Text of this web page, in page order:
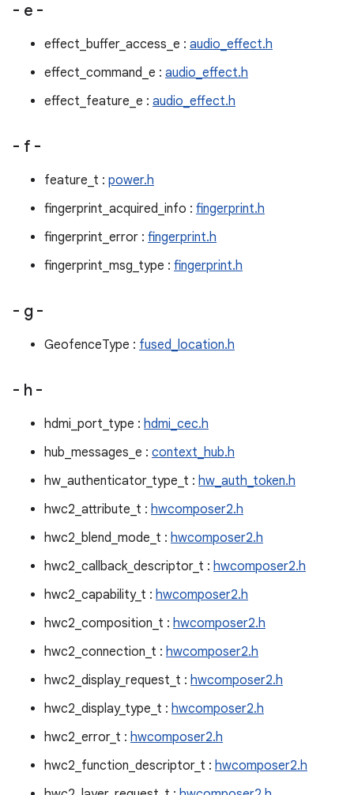
- e -
effect_buffer_access_e : audio_effect.h
effect_command_e : audio_effect.h
effect_feature_e : audio_effect.h
- f -
feature_t : power.h
fingerprint_acquired_info : fingerprint.h
fingerprint_error : fingerprint.h
fingerprint_msg_type : fingerprint.h
- g -
GeofenceType : fused_location.h
- h -
hdmi_port_type : hdmi_cec.h
hub_messages_e : context_hub.h
hw_authenticator_type_t : hw_auth_token.h
hwc2_attribute_t : hwcomposer2.h
hwc2_blend_mode_t : hwcomposer2.h
hwc2_callback_descriptor_t : hwcomposer2.h
hwc2_capability_t : hwcomposer2.h
hwc2_composition_t : hwcomposer2.h
hwc2_connection_t : hwcomposer2.h
hwc2_display_request_t : hwcomposer2.h
hwc2_display_type_t : hwcomposer2.h
hwc2_error_t : hwcomposer2.h
hwc2_function_descriptor_t : hwcomposer2.h